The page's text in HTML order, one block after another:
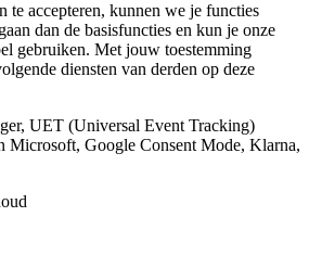
te accepteren, kunnen we je functies
dan de basisfuncties en kun je onze
gebruiken. Met jouw toestemming
diensten van derden op deze
UET (Universal Event Tracking)
Microsoft, Google Consent Mode, Klarna,